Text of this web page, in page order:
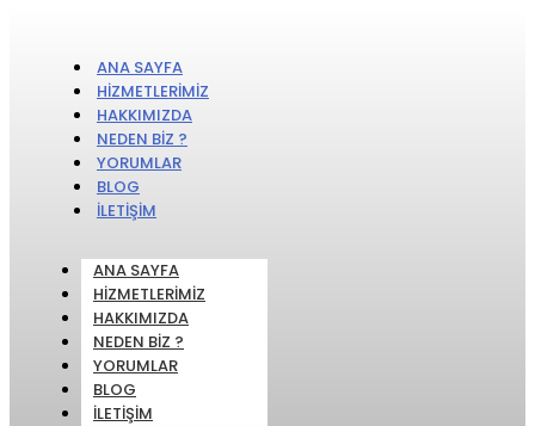
ANA SAYFA
HIZMETLERIMIZ
HAKKIMIZDA
NEDEN BIZ ?
YORUMLAR
BLOG
İLETIŞIM
ANA SAYFA
HIZMETLERIMIZ
HAKKIMIZDA
NEDEN BIZ ?
YORUMLAR
BLOG
İLETIŞIM